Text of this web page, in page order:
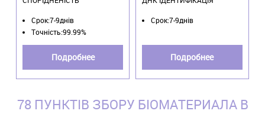
Срок:7-9днів
Точність:99.99%
Подробнее
Срок:7-9днів
Подробнее
78 ПУНКТІВ ЗБОРУ БІОМАТЕРИАЛА В